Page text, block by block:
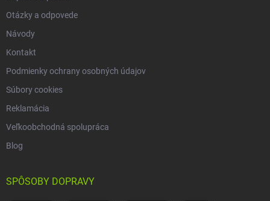
Otázky a odpovede
Návody
Kontakt
Podmienky ochrany osobných údajov
Súbory cookies
Reklamácia
Veľkoobchodná spolupráca
Blog
SPÔSOBY DOPRAVY